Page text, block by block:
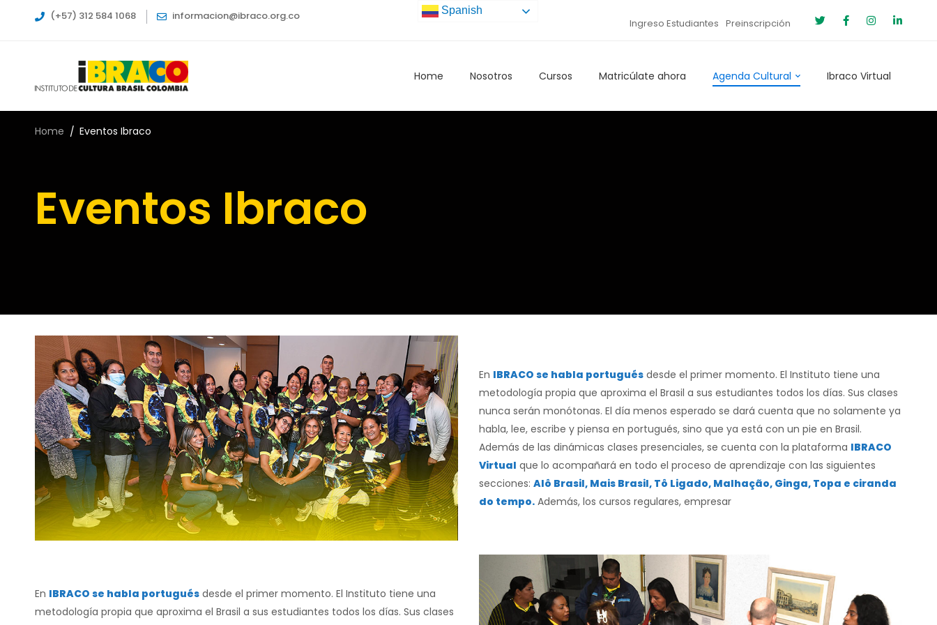
(+57) 312 584 1068 informacion@ibraco.org.co
Ingreso Estudiantes Preinscripción
Home Nosotros Cursos Matricúlate ahora Agenda Cultural Ibraco Virtual
Home Eventos Ibraco
Eventos Ibraco
En IBRACO se habla portugués desde el primer momento. El Instituto tiene una
metodología propia que aproxima el Brasil a sus estudiantes todos los días. Sus clases
nunca serán monótonas. El día menos esperado se dará cuenta que no solamente ya
habla, lee, escribe y piensa en portugués, sino que ya está con un pie en Brasil.
Además de las dinámicas clases presenciales, se cuenta con la plataforma IBRACO
Virtual que lo acompañará en todo el proceso de aprendizaje con las siguientes
secciones: Alô Brasil, Mais Brasil, Tô Ligado, Malhação, Ginga, Topa e ciranda
do tempo. Además, los cursos regulares, empresar
En IBRACO se habla portugués desde el primer momento. El Instituto tiene una
metodología propia que aproxima el Brasil a sus estudiantes todos los días. Sus clases
Spanish